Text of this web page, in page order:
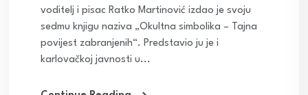
voditelj i pisac Ratko Martinović izdao je svoju
sedmu knjigu naziva „Okultna simbolika – Tajna
povijest zabranjenih“. Predstavio ju je i
karlovačkoj javnosti u...